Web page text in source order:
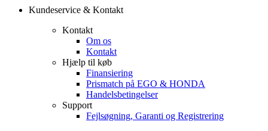
Kundeservice & Kontakt
Kontakt
Om os
Kontakt
Hjælp til køb
Finansiering
Prismatch på EGO & HONDA
Handelsbetingelser
Support
Fejlsøgning, Garanti og Registrering